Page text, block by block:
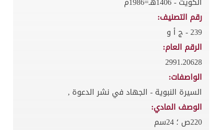
رقم التصنيف:
239 - ج أ و
الرقم العام:
2991.20628
الواصفات:
السيرة النبوية - الجهاد في نشر الدعوة ,
الوصف المادي:
220ص ؛ 24سم